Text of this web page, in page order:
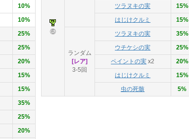
10%
10%
25%
25%
20%
15%
15%
35%
25%
20%
⑥
ツラヌキの実
15%
はじけクルミ
15%
ランダム
[レア]
3-5回
ツラヌキの実
35%
ウチケシの実
25%
ペイントの実 x2
20%
はじけクルミ
15%
虫の死骸
5%